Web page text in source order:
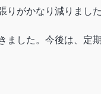
がかなり減りました
ました。今後は、定